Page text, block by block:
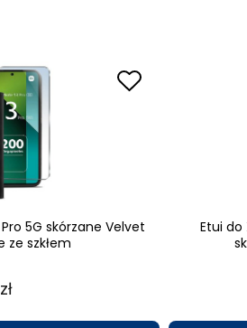
5G skórzane Velvet
ze szkłem
Etui do